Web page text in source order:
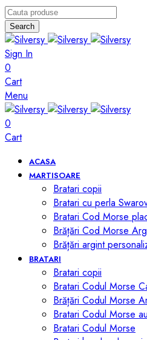
Search
Sign In
0
Cart
Menu
0
Cart
ACASA
MARTISOARE
Bratari copii
Bratari cu perla
Bratari Cod Morse
Brățări Cod Morse
Brățări argint
BRATARI
Bratari copii
Bratari Codul Morse
Brățări Codul Morse
Bratari Codul Morse
Bratari Codul Morse